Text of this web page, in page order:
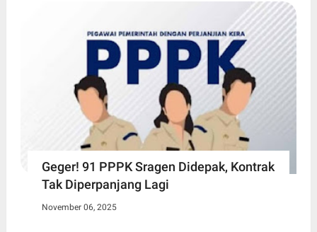
Geger! 91 PPPK Sragen Didepak, Kontrak
Tak Diperpanjang Lagi
November 06, 2025